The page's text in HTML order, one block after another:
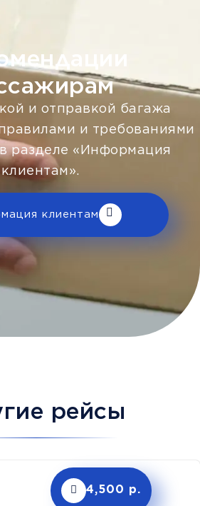
и отправкой багажа
и требованиями
разделе «Информация
клиентам».
клиентам
рейсы
4,500 р.